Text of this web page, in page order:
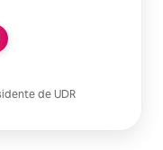
deUDR